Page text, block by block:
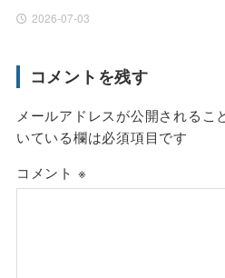
2026-07-03
コメントを残す
メールアドレスが公開されるこ
いている欄は必須項目です
コメント ※